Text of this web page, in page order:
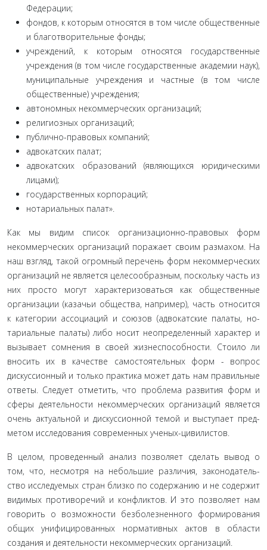
Федерации;
фондов, к которым относятся в том числе обществен­ные
и благотворительные фонды;
учреждений, к которым относятся государственные
учреждения (в том числе государственные академии наук),
муниципальные учреждения и частные (в том числе
обще­ственные) учреждения;
автономных некоммерческих организаций;
религиозных организаций;
публично-правовых компаний;
адвокатских палат;
адвокатских образований (являющихся юридически­ми
лицами);
государственных корпораций;
нотариальных палат».
Как мы видим список организационно-правовых форм
некоммерческих организаций поражает своим размахом. На
наш взгляд, такой огромный перечень форм некоммерческих
организаций не является целесообразным, поскольку часть из
них просто могут характеризоваться как общественные
организации (казачьи общества, например), часть относится
к категории ассоциаций и союзов (адвокатские палаты, но­
тариальные палаты) либо носит неопределенный характер и
вызывает сомнения в своей жизнеспособности. Стоило ли
вносить их в качестве самостоятельных форм - вопрос
дискуссионный и только практика может дать нам правильные
ответы. Следует отметить, что проблема развития форм и
сферы деятельности некоммерческих организаций является
очень актуальной и дискуссионной темой и выступает пред­
метом исследования современных ученых-цивилистов.
В целом, проведенный анализ позволяет сделать вывод о
том, что, несмотря на небольшие различия, законодатель­
ство исследуемых стран близко по содержанию и не содер­жит
видимых противоречий и конфликтов. И это позволяет нам
говорить о возможности безболезненного формирова­ния
общих унифицированных нормативных актов в области
создания и деятельности некоммерческих организаций.